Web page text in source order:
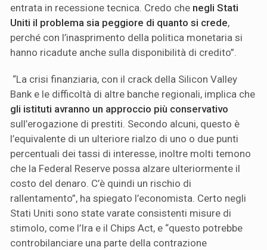
entrata in recessione tecnica. Credo che negli Stati
Uniti il problema sia peggiore di quanto si crede,
perché con l’inasprimento della politica monetaria si
hanno ricadute anche sulla disponibilità di credito”.
“La crisi finanziaria, con il crack della Silicon Valley
Bank e le difficoltà di altre banche regionali, implica che
gli istituti avranno un approccio più conservativo
sull’erogazione di prestiti. Secondo alcuni, questo è
l’equivalente di un ulteriore rialzo di uno o due punti
percentuali dei tassi di interesse, inoltre molti temono
che la Federal Reserve possa alzare ulteriormente il
costo del denaro. C’è quindi un rischio di
rallentamento”, ha spiegato l’economista. Certo negli
Stati Uniti sono state varate consistenti misure di
stimolo, come l’Ira e il Chips Act, e “questo potrebbe
controbilanciare una parte della contrazione